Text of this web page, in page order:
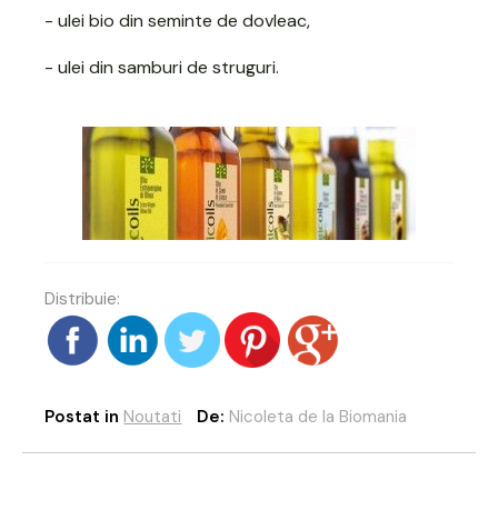
- ulei bio din seminte de dovleac,
- ulei din samburi de struguri.
Distribuie:
Postat in Noutati De: Nicoleta de la Biomania